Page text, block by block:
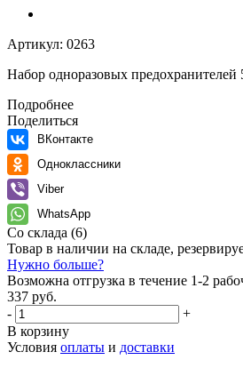
Артикул: 0263
Набор одноразовых предохранителей
Подробнее
Поделиться
ВКонтакте
Одноклассники
Viber
WhatsApp
Со склада (6)
Товар в наличии на складе,
Нужно больше?
Возможна отгрузка в течение 1-2
337 руб.
-
+
В корзину
Условия оплаты и доставки